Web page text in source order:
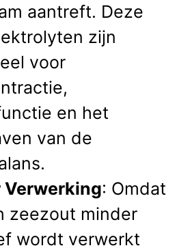
aantreft. Deze
zijn
voor
en het
van de
Verwerking: Omdat
zeezout minder
wordt verwerkt